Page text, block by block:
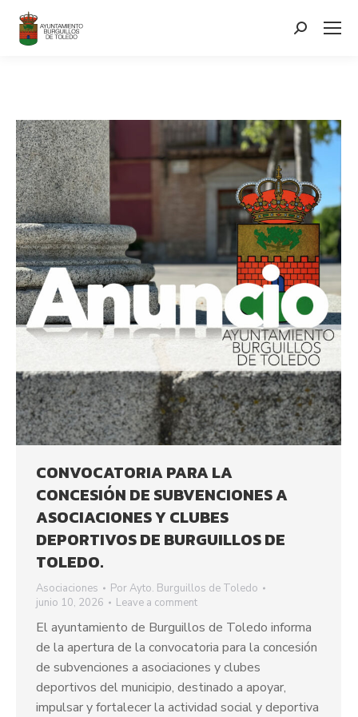
contenido
Search:
CONVOCATORIA PARA LA
CONCESIÓN DE SUBVENCIONES A
ASOCIACIONES Y CLUBES
DEPORTIVOS DE BURGUILLOS DE
TOLEDO.
Asociaciones PorAyto. Burguillos de Toledo
junio 10, 2026
Leave a comment
El ayuntamiento de Burguillos de Toledo informa
de la apertura de la convocatoria para la concesión
de subvenciones a asociaciones y clubes
deportivos del municipio, destinado a apoyar,
impulsar y fortalecer la actividad social y deportiva